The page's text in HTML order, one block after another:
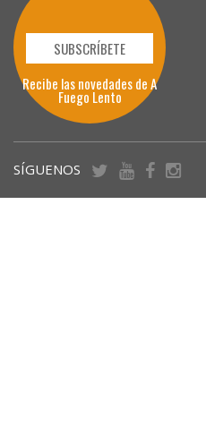
SUBSCRÍBETE
Recibe las novedades de A